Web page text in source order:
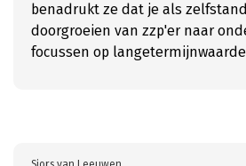
benadrukt ze dat je als
doorgroeien van zzp'er naar
focussen op